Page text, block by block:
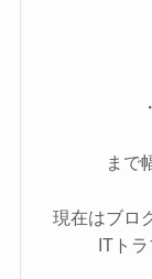
まで
現在はブロ
ITト